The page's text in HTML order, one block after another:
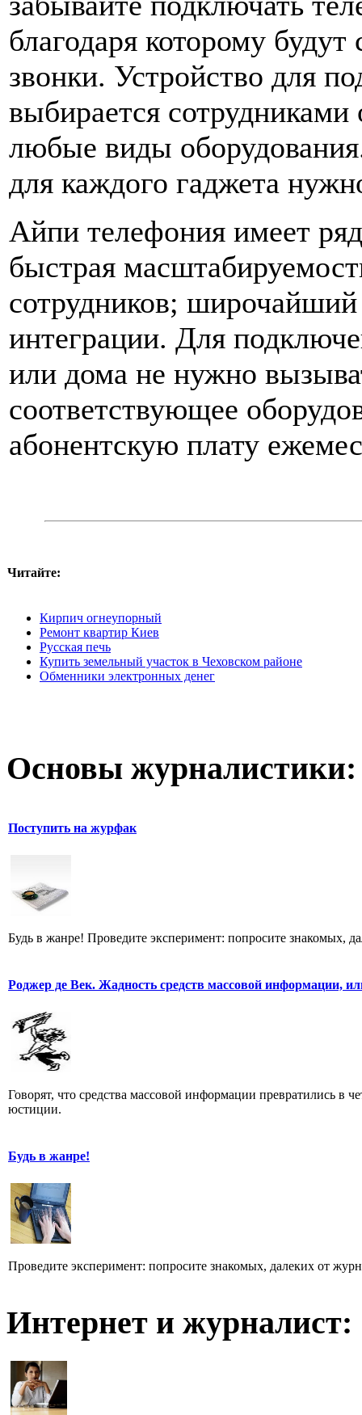
благодаря которому
звонки. Устройство для
выбирается
любые виды
для каждого гаджета
Айпи телефония имеет
быстрая
сотрудников;
интеграции. Для
или дома не нужно
соответствующее
абонентскую плату
Читайте:
Кирпич огнеупорный
Ремонт квартир Киев
Русская печь
Купить земельный участок в Чеховском районе
Обменники электронных денег
Основы журналистики:
Поступить на журфак
Будь в жанре! Проведите эксперимент: попросите знакомых,
Роджер де Век. Жадность средств массовой информации,
Говорят, что средства массовой информации превратились в
юстиции.
Будь в жанре!
Проведите эксперимент: попросите знакомых, далеких от
Интернет и журналист: